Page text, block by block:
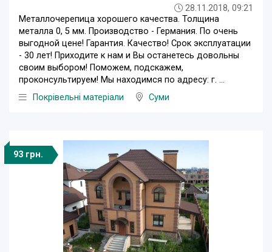
28.11.2018, 09:21
Металлочерепица хорошего качества. Толщина
металла 0, 5 мм. Производство - Германия. По очень
выгодной цене! Гарантия. Качество! Срок эксплуатации
- 30 лет! Приходите к нам и Вы останетесь довольны
своим выбором! Поможем, подскажем,
проконсультируем! Мы находимся по адресу: г. ...
Покрівельні матеріали
Суми
93 грн.